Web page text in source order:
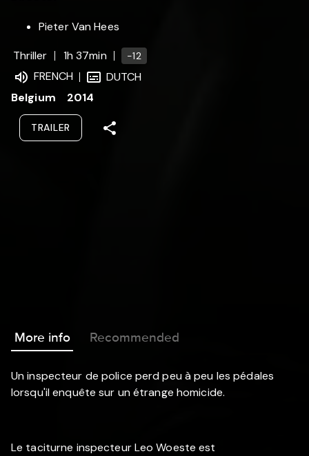
Pieter Van Hees
Thriller
1h 37min -12
FRENCH
DUTCH
Belgium
2014
TRAILER
More info Recommended
Un inspecteur de police perd peu à peu les pédales
lorsqu'il enquête sur un étrange homicide.
Le taciturne inspecteur Leo Woeste est